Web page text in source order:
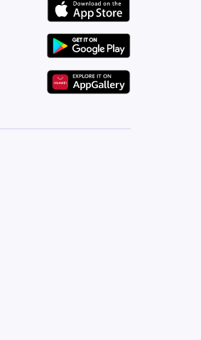
تاون هاوس وتوين هاوس
فيلات مستقلة بمساحات متنوعة
تتنوع المجتمعات السكنية داخل
الخدمات والمرافق